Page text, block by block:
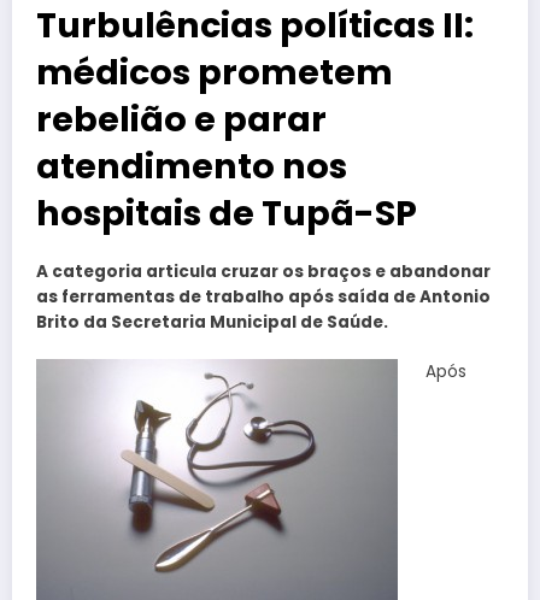
Turbulências políticas II:
médicos prometem
rebelião e parar
atendimento nos
hospitais de Tupã-SP
A categoria articula cruzar os braços e abandonar
as ferramentas de trabalho após saída de Antonio
Brito da Secretaria Municipal de Saúde.
Após